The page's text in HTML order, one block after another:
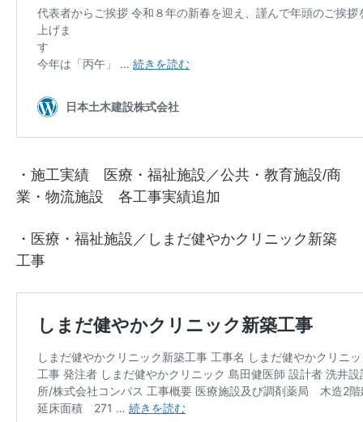
・施工実績 医療・福祉施設／公共・教育施設/商
業・物流施設 各工事実績追加
・医療・福祉施設／しまだ健やかクリニック新築
工事